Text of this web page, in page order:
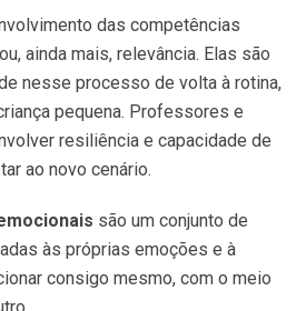
das competências
ainda mais, relevância. Elas são
nesse processo de volta à rotina,
pequena. Professores e
resiliência e capacidade de
ao novo cenário.
são um conjunto de
às próprias emoções e à
consigo mesmo, com o meio